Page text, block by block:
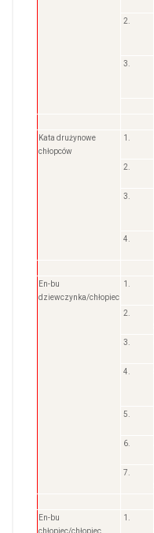
2.
3.
Kata drużynowe
chłopców
1.
2.
3.
4.
En-bu
dziewczynka/chłopiec
1.
2.
3.
4.
5.
6.
7.
En-bu
chłopiec/chłopiec
1.